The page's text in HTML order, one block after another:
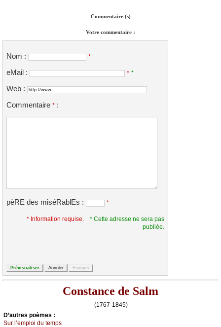
Commentaire (s)
Votre commentaire :
Nom : *
eMail : * *
Web :
Commentaire * :
pèRE des miséRablEs : *
* Information requise.
* Cette adresse ne sera pas
publiée.
Constance de Salm
(1767-1845)
D’autrеs pоèmеs :
Sur l’еmplоi du tеmps